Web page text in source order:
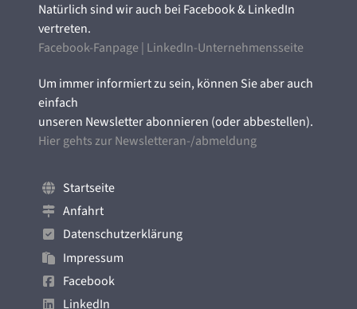
Natürlich sind wir auch bei Facebook & LinkedIn
vertreten.
Facebook-Fanpage| LinkedIn-Unternehmensseite
Um immer informiert zu sein, können Sie aber auch
einfach
unseren Newsletter abonnieren (oder abbestellen).
Hier gehts zur Newsletteran-/abmeldung
Startseite
Anfahrt
Datenschutzerklärung
Impressum
Facebook
LinkedIn